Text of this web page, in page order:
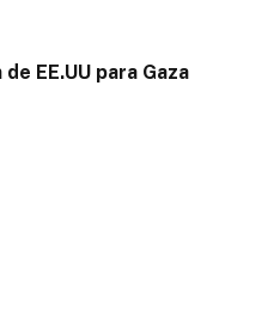
EE.UU para Gaza